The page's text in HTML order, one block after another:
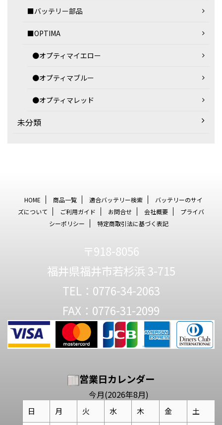
■バッテリー部品
■OPTIMA
●オプティマイエロー
●オプティマブルー
●オプティマレッド
未分類
HOME 商品一覧 適合バッテリー検索
バッテリーのサイ
ズについて
ご利用ガイド お問合せ 会社概要
プライバ
シーポリシー
特定商取引法に基づく表記
〒918-8056
福井県福井市若杉浜 3-715
TEL：0776-34-2063
FAX：0776-31-2099
営業日カレンダー
今月(2026年8月)
日 月 火 水 木 金 土